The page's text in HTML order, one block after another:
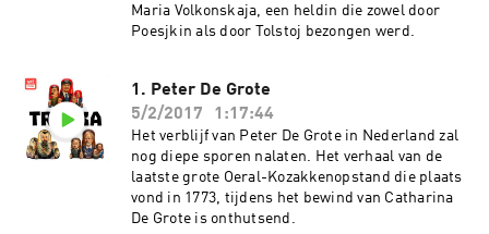
Maria Volkonskaja, een heldin die zowel door
Poesjkin als door Tolstoj bezongen werd.
1. Peter De Grote
5/2/2017
1:17:44
Het verblijf van Peter De Grote in Nederland zal
nog diepe sporen nalaten. Het verhaal van de
laatste grote Oeral-Kozakkenopstand die plaats
vond in 1773, tijdens het bewind van Catharina
De Grote is onthutsend.